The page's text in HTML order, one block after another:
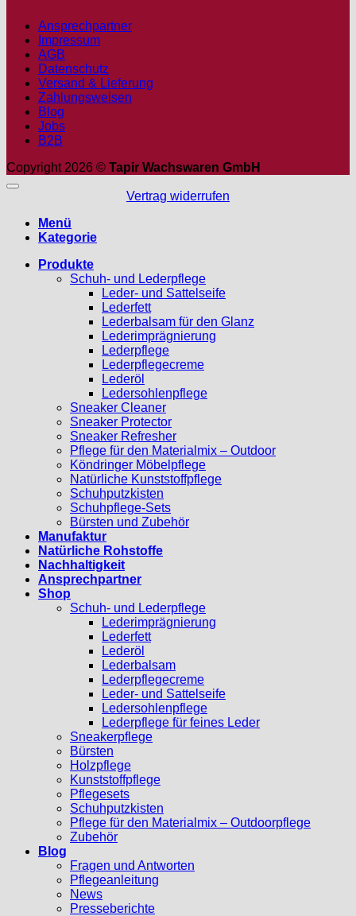
Ansprechpartner
Impressum
AGB
Datenschutz
Versand & Lieferung
Zahlungsweisen
Blog
Jobs
B2B
Copyright 2026 © Tapir Wachswaren GmbH
Vertrag widerrufen
Menü
Kategorie
Produkte
Schuh- und Lederpflege
Leder- und Sattelseife
Lederfett
Lederbalsam für den Glanz
Lederimprägnierung
Lederpflege
Lederpflegecreme
Lederöl
Ledersohlenpflege
Sneaker Cleaner
Sneaker Protector
Sneaker Refresher
Pflege für den Materialmix – Outdoor
Köndringer Möbelpflege
Natürliche Kunststoffpflege
Schuhputzkisten
Schuhpflege-Sets
Bürsten und Zubehör
Manufaktur
Natürliche Rohstoffe
Nachhaltigkeit
Ansprechpartner
Shop
Schuh- und Lederpflege
Lederimprägnierung
Lederfett
Lederöl
Lederbalsam
Lederpflegecreme
Leder- und Sattelseife
Ledersohlenpflege
Lederpflege für feines Leder
Sneakerpflege
Bürsten
Holzpflege
Kunststoffpflege
Pflegesets
Schuhputzkisten
Pflege für den Materialmix – Outdoorpflege
Zubehör
Blog
Fragen und Antworten
Pflegeanleitung
News
Presseberichte